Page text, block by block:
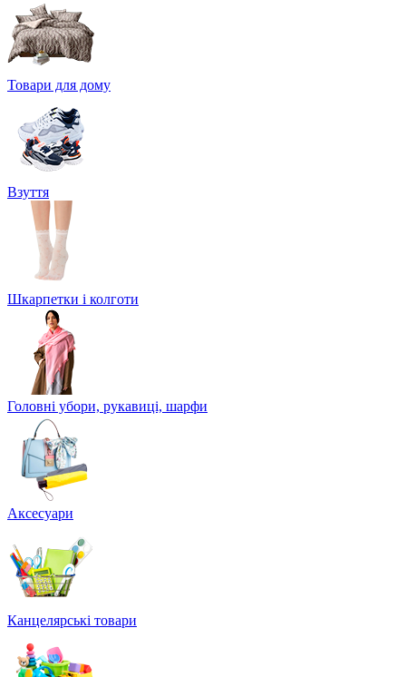
Товари для дому
Взуття
Шкарпетки і колготи
Головні убори, рукавиці, шарфи
Аксесуари
Канцелярські товари